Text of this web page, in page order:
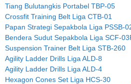
Tiang Bulutangkis Portabel TBP-05
Crossfit Training Belt Liga CTB-01
Papan Strategi Sepakbola Liga PSSB-
Bendera Sudut Sepakbola Liga SCF-
Suspension Trainer Belt Liga STB-260
Agility Ladder Drills Liga ALD-8
Agility Ladder Drills Liga ALD-4
Hexagon Cones Set Liga HCS-30